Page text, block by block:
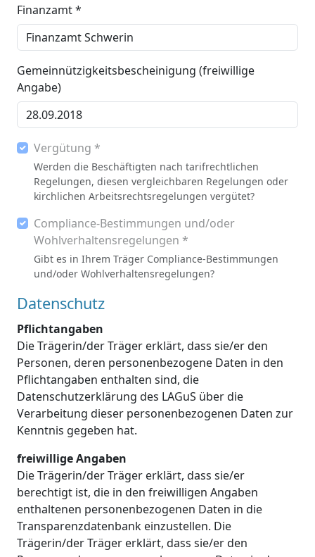
Finanzamt *
Gemeinnützigkeitsbescheinigung (freiwillige
Angabe)
Vergütung *
Werden die Beschäftigten nach tarifrechtlichen
Regelungen, diesen vergleichbaren Regelungen oder
kirchlichen Arbeitsrechtsregelungen vergütet?
Compliance-Bestimmungen und/oder
Wohlverhaltensregelungen *
Gibt es in Ihrem Träger Compliance-Bestimmungen
und/oder Wohlverhaltensregelungen?
Datenschutz
Pflichtangaben
Die Trägerin/der Träger erklärt, dass sie/er den
Personen, deren personenbezogene Daten in den
Pflichtangaben enthalten sind, die
Datenschutzerklärung des LAGuS über die
Verarbeitung dieser personenbezogenen Daten zur
Kenntnis gegeben hat.
freiwillige Angaben
Die Trägerin/der Träger erklärt, dass sie/er
berechtigt ist, die in den freiwilligen Angaben
enthaltenen personenbezogenen Daten in die
Transparenzdatenbank einzustellen. Die
Trägerin/der Träger erklärt, dass sie/er den